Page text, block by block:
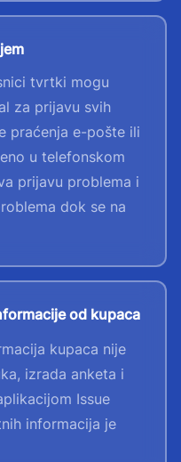
tvrtki mogu
za prijavu svih
praćenja e-pošte ili
u telefonskom
prijavu problema i
dok se na
od kupaca
kupaca nije
izrada anketa i
Issue
informacija je